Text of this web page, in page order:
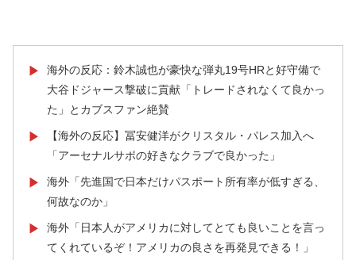
▶
海外の反応：鈴木誠也が豪快な弾丸19号HRと好守備で
大谷ドジャース撃破に貢献「トレードされなくて良かっ
た」とカブスファン絶賛
▶
【海外の反応】冨安健洋がクリスタル・パレス加入へ
「アーセナルサポの好きなクラブで良かった」
▶
海外「先進国で日本だけパスポート所有率が低すぎる、
何故なのか」
▶
海外「日本人がアメリカに対してとても良いことを言っ
てくれているぞ！アメリカの良さを再発見できる！」